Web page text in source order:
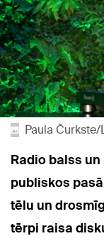
Paula Čurkste/
Radio balss un
publiskos
tēlu un
tērpi raisa